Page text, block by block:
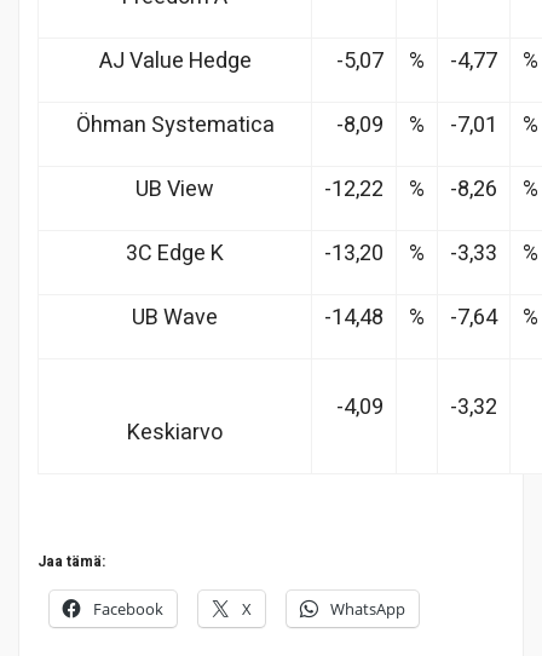
AJ Value Hedge -5,07 % -4,77
%
Öhman Systematica
-8,09 % -7,01
%
UB View
-12,22 % -8,26
%
3C Edge K
-13,20 % -3,33
%
UB Wave
-14,48 % -7,64 %
Keskiarvo
-4,09 -3,32
Jaa tämä:
Facebook X WhatsApp